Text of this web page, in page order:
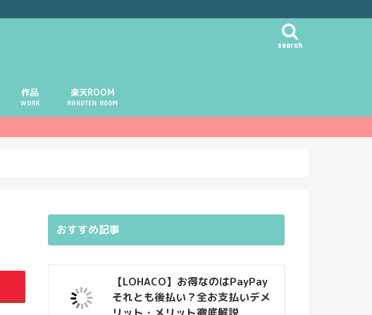
search
作品
WORK
楽天ROOM
RAKUTEN ROOM
おすすめ記事
【LOHACO】お得なのはPayPay
それとも後払い？全お支払いデメ